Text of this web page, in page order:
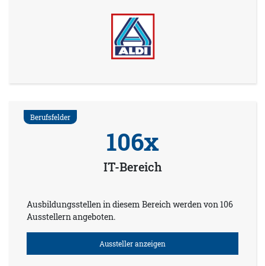
Berufsfelder
106x
IT-Bereich
Ausbildungsstellen in diesem Bereich werden von 106
Ausstellern angeboten.
Aussteller anzeigen